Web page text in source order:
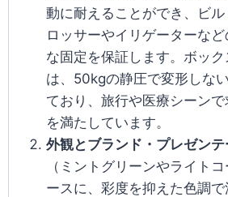
動に耐えることができ、ビ
ロッサーやイリゲーターな
な固定を保証します。ボッ
は、50kgの静圧で変形しな
ており、旅行や医療シーン
を満たしています。
外観とブランド・プレゼン
（ミントグリーンやライト
ースに、彩度を抑えた色調